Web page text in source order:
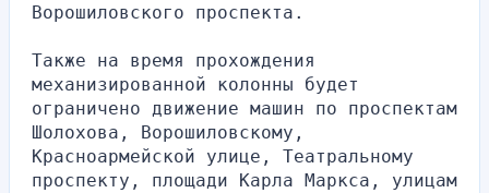
Ворошиловского проспекта.
Также на время прохождения
механизированной колонны будет
ограничено движение машин по проспектам
Шолохова, Ворошиловскому,
Красноармейской улице, Театральному
проспекту, площади Карла Маркса, улицам